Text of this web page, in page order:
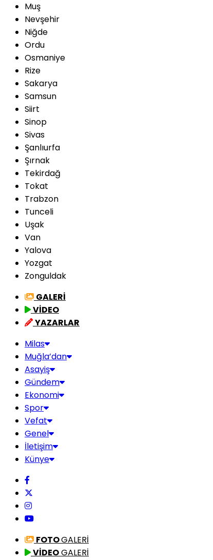
Muş
Nevşehir
Niğde
Ordu
Osmaniye
Rize
Sakarya
Samsun
Siirt
Sinop
Sivas
Şanlıurfa
Şırnak
Tekirdağ
Tokat
Trabzon
Tunceli
Uşak
Van
Yalova
Yozgat
Zonguldak
GALERİ
VİDEO
YAZARLAR
Milas
Muğla’dan
Asayiş
Gündem
Ekonomi
Spor
Vefat
Genel
İletişim
Künye
FOTOGALERİ
VİDEOGALERİ